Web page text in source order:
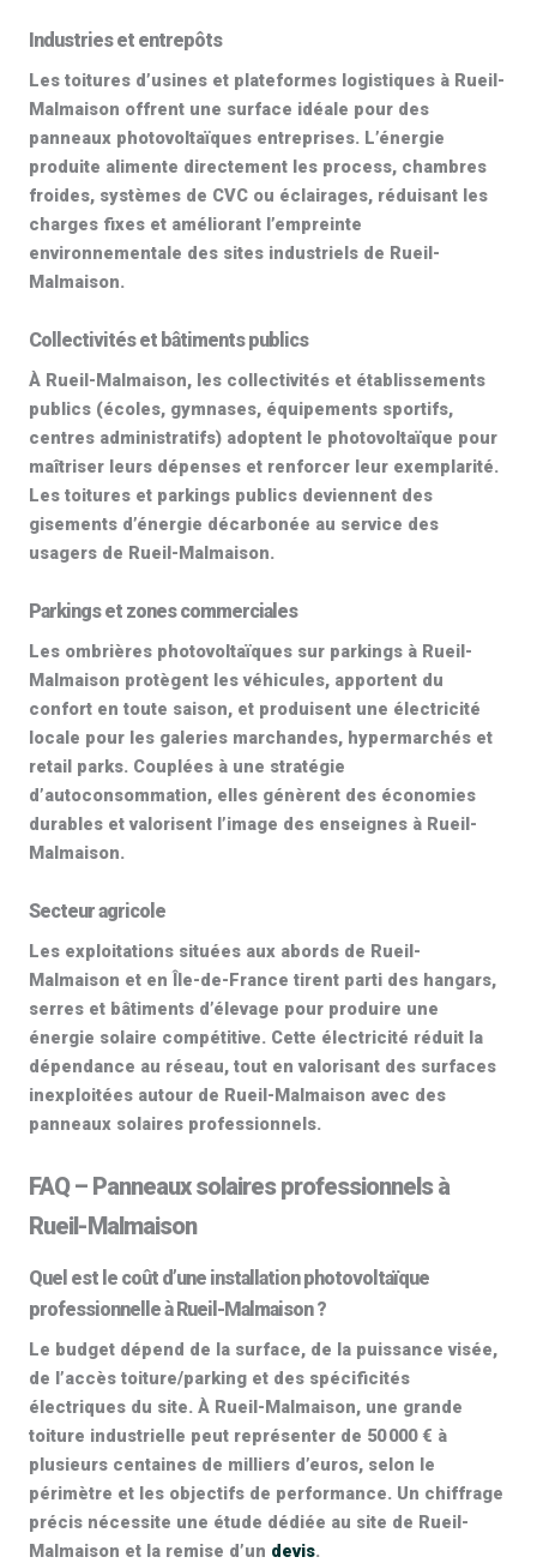
Industries et entrepôts
Les toitures d’usines et plateformes logistiques à Rueil-
Malmaison offrent une surface idéale pour des
panneaux photovoltaïques entreprises. L’énergie
produite alimente directement les process, chambres
froides, systèmes de CVC ou éclairages, réduisant les
charges fixes et améliorant l’empreinte
environnementale des sites industriels de Rueil-
Malmaison.
Collectivités et bâtiments publics
À Rueil-Malmaison, les collectivités et établissements
publics (écoles, gymnases, équipements sportifs,
centres administratifs) adoptent le photovoltaïque pour
maîtriser leurs dépenses et renforcer leur exemplarité.
Les toitures et parkings publics deviennent des
gisements d’énergie décarbonée au service des
usagers de Rueil-Malmaison.
Parkings et zones commerciales
Les ombrières photovoltaïques sur parkings à Rueil-
Malmaison protègent les véhicules, apportent du
confort en toute saison, et produisent une électricité
locale pour les galeries marchandes, hypermarchés et
retail parks. Couplées à une stratégie
d’autoconsommation, elles génèrent des économies
durables et valorisent l’image des enseignes à Rueil-
Malmaison.
Secteur agricole
Les exploitations situées aux abords de Rueil-
Malmaison et en Île-de-France tirent parti des hangars,
serres et bâtiments d’élevage pour produire une
énergie solaire compétitive. Cette électricité réduit la
dépendance au réseau, tout en valorisant des surfaces
inexploitées autour de Rueil-Malmaison avec des
panneaux solaires professionnels.
FAQ – Panneaux solaires professionnels à
Rueil-Malmaison
Quel est le coût d’une installation photovoltaïque
professionnelle à Rueil-Malmaison ?
Le budget dépend de la surface, de la puissance visée,
de l’accès toiture/parking et des spécificités
électriques du site. À Rueil-Malmaison, une grande
toiture industrielle peut représenter de 50 000 € à
plusieurs centaines de milliers d’euros, selon le
périmètre et les objectifs de performance. Un chiffrage
précis nécessite une étude dédiée au site de Rueil-
Malmaison et la remise d’un devis.